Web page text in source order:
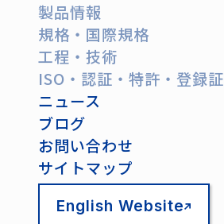
製品情報
規格・国際規格
工程・技術
ISO・認証・特許・登録証
ニュース
ブログ
お問い合わせ
サイトマップ
English Website